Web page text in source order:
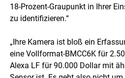
18-Prozent-Graupunkt in Ihrer
zu identifizieren.“
„Ihre Kamera ist bloß ein
eine Vollformat-BMCC6K für
Alexa LF für 90.000 Dollar mit